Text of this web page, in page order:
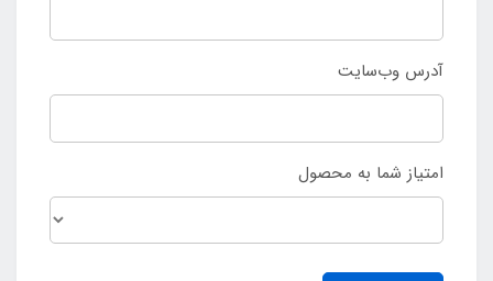
آدرس وب‌سایت
امتیاز شما به محصول